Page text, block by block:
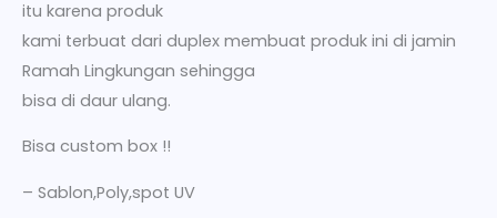
itu karena produk
kami terbuat dari duplex membuat produk ini di jamin
Ramah Lingkungan sehingga
bisa di daur ulang.
Bisa custom box !!
– Sablon,Poly,spot UV